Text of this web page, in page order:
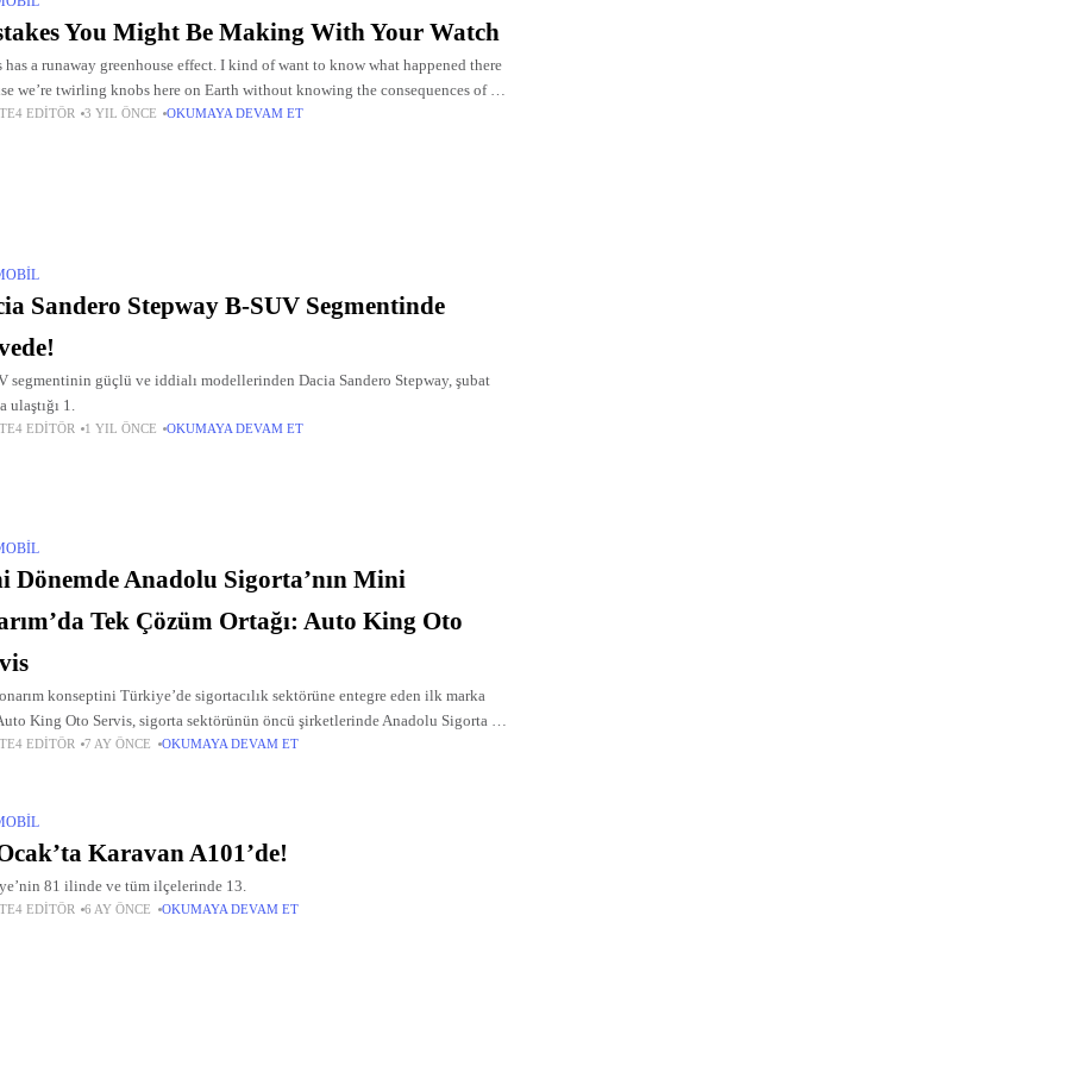
You Might Be Making With Your Watch
has a runaway greenhouse effect. I kind of want to know what happened there
we’re twirling knobs here on Earth without knowing the consequences of it.
EDITÖR 3 YIL ÖNCE OKUMAYA DEVAM ET
Sandero Stepway B-SUV Segmentinde
segmentinin güçlü ve iddialı modellerinden Dacia Sandero Stepway, şubat
ulaştığı 1.
EDITÖR 1 YIL ÖNCE OKUMAYA DEVAM ET
Dönemde Anadolu Sigorta’nın Mini
Tek Çözüm Ortağı: Auto King Oto
konseptini Türkiye’de sigortacılık sektörüne entegre eden ilk marka
King Oto Servis, sigorta sektörünün öncü şirketlerinde Anadolu Sigorta ile
iş birliğine imza attı.
EDITÖR 7 AY ÖNCE OKUMAYA DEVAM ET
Karavan A101’de!
81 ilinde ve tüm ilçelerinde 13.
EDITÖR 6 AY ÖNCE OKUMAYA DEVAM ET